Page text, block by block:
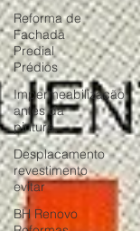
Reforma de
Fachada
Predial
Prédios
Impermeabilização
antes da
pintura,
Desplacamento
revestimento
evitar
BH Renovo